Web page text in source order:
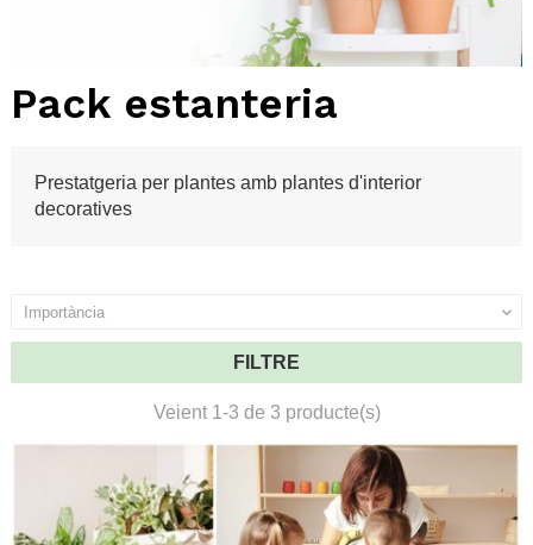
Pack estanteria
Prestatgeria per plantes amb plantes d'interior
decoratives
Importància 
FILTRE
Veient 1-3 de 3 producte(s)